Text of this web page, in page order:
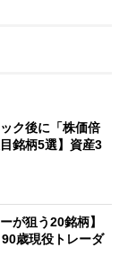
ク後に「株価倍
銘柄5選】資産3
が狙う20銘柄】
90歳現役トレーダ